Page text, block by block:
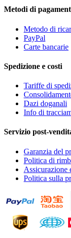
Metodi di
Metodo di
PayPal
Carte bancarie
Spedizione e costi
Tariffe di
Dazi doganali
Info di
Servizio post-
Garanzia del
Politica di
Assicurazione
Politica sulla